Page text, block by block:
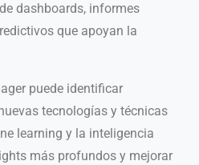
dashboards, informes
que apoyan la
puede identificar
tecnologías y técnicas
learning y la inteligencia
más profundos y mejorar